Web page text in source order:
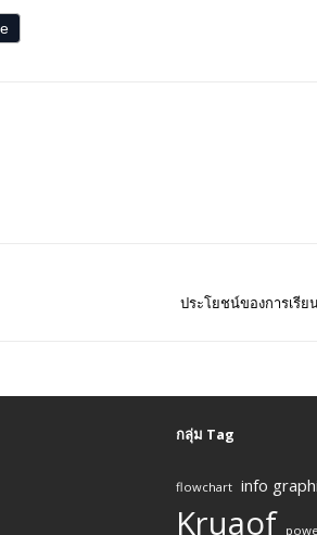
ประโยชน์ของการเรีย
กลุ่ม Tag
flowchart info
Kruaof